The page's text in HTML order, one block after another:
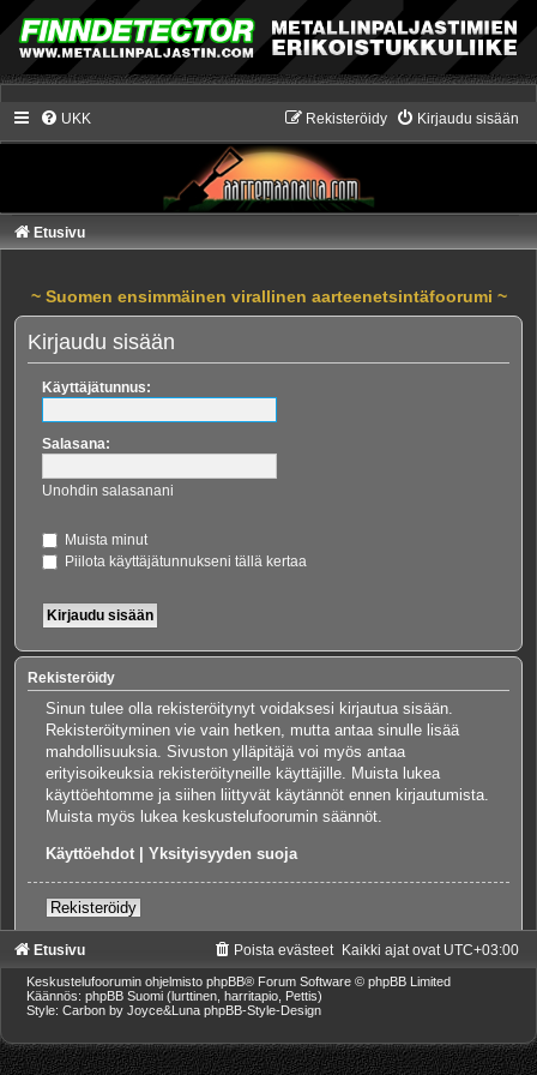
UKK Kirjaudu sisään
Rekisteröidy
Etusivu
~ Suomen ensimmäinen virallinen aarteenetsintäfoorumi ~
Kirjaudu sisään
Käyttäjätunnus:
Salasana:
Unohdin salasanani
Muista minut
Piilota käyttäjätunnukseni tällä kertaa
Rekisteröidy
Sinun tulee olla rekisteröitynyt voidaksesi kirjautua sisään.
Rekisteröityminen vie vain hetken, mutta antaa sinulle lisää
mahdollisuuksia. Sivuston ylläpitäjä voi myös antaa
erityisoikeuksia rekisteröityneille käyttäjille. Muista lukea
käyttöehtomme ja siihen liittyvät käytännöt ennen kirjautumista.
Muista myös lukea keskustelufoorumin säännöt.
Käyttöehdot| Yksityisyyden suoja
Rekisteröidy
Etusivu Kaikki ajat ovat UTC+03:00
Poista evästeet
Keskustelufoorumin ohjelmisto phpBB® Forum Software © phpBB Limited
Käännös: phpBB Suomi (lurttinen, harritapio, Pettis)
Style: Carbon by Joyce&Luna phpBB-Style-Design